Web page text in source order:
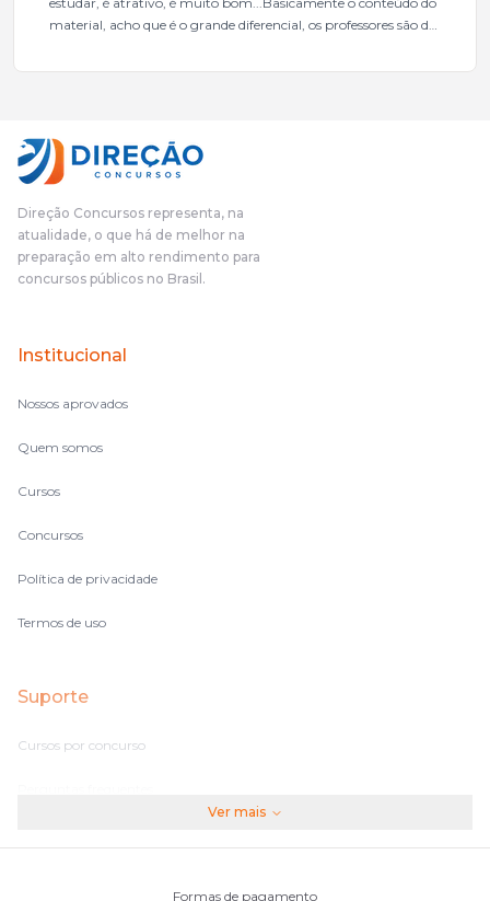
material, acho que é o grande diferencial, os professores são de
mais excelentes cargos da administração pública.Eu sempre
fundamental na minha derrota no ano passado para que eu
pudesse enxergar o que eu errei e corrigir minha rota.E além
das aulas vocês(Direção Concursos), que fizeram um
o aluno, além de ter que estudar, ele tem que perder tempo
fazendo um cronograma, num pós- edital é muito
complicado, é uma avalanche de informação, então vocês
terem feito isso é muito bacana, porque quando eu me sentia
no volume de matérias.
Direção Concursos representa, na
atualidade, o que há de melhor na
preparação em alto rendimento para
concursos públicos no Brasil.
Institucional
Nossos aprovados
Quem somos
Cursos
Concursos
Política de privacidade
Termos de uso
Suporte
Cursos por concurso
Ver mais
Formas de pagamento